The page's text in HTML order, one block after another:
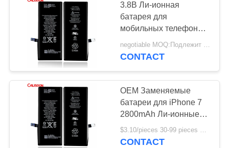
ПРОДУКЦИЯ
РОЛИКИ
О
КОМПАНИИ
НАША
ФАБРИКА
3.8В Ли-ионная
батарея для
мобильных телефонов
OEM перезаряжаемая
для смартфонов
negotiable MOQ:Подлежит обсуждению
CONTACT
OEM Заменяемые
батареи для iPhone 7
2800mAh Ли-ионные
батареи Замена
$3.10/pieces 30-99 pieces MOQ:30 штук
CONTACT